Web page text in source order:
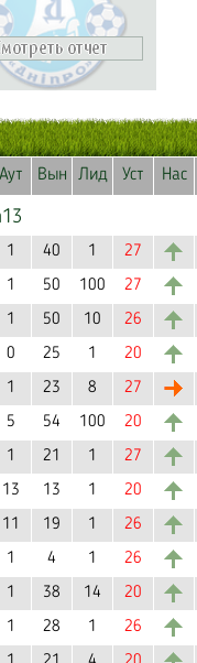
Аут Вын Лид Уст Нас
1 40 1 27
1 50 100 27
1 50 10 26
0 25 1 20
1 23 8 27
5 54 100 20
1 21 1 27
13 13 1 20
11 19 1 26
1 4 1 26
1 38 14 20
1 28 1 26